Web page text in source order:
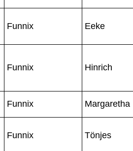
Funnix Eeke
Funnix Hinrich
Funnix Margaretha
Funnix Tönjes